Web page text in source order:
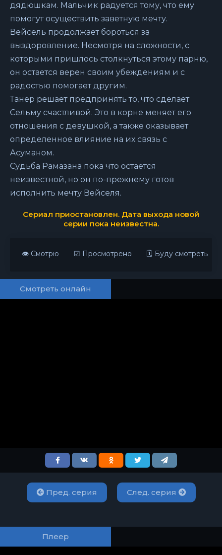
дядюшкам. Мальчик радуется тому, что ему
помогут осуществить заветную мечту.
Вейсель продолжает бороться за
выздоровление. Несмотря на сложности, с
которыми пришлось столкнуться этому парню,
он остается верен своим убеждениям и с
радостью помогает другим.
Танер решает предпринять то, что сделает
Сельму счастливой. Это в корне меняет его
отношения с девушкой, а также оказывает
определенное влияние на их связь с
Асуманом.
Судьба Рамазана пока что остается
неизвестной, но он по-прежнему готов
исполнить мечту Вейселя.
Сериал приостановлен. Дата выхода новой
серии пока неизвестна.
👁 Смотрю ☑ Просмотрено 🗓 Буду смотреть
Смотреть онлайн
Пред. серия След. серия
Плеер